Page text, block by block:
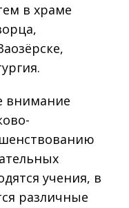
в храме
внимание
учения, в
различные